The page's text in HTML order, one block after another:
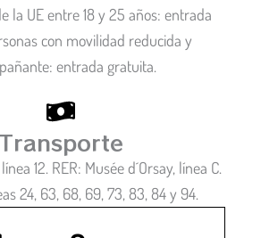
la UE entre 18 y 25 años: entrada
con movilidad reducida y
entrada gratuita.
Transporte
12. RER: Musée d´Orsay, línea C.
24, 63, 68, 69, 73, 83, 84 y 94.